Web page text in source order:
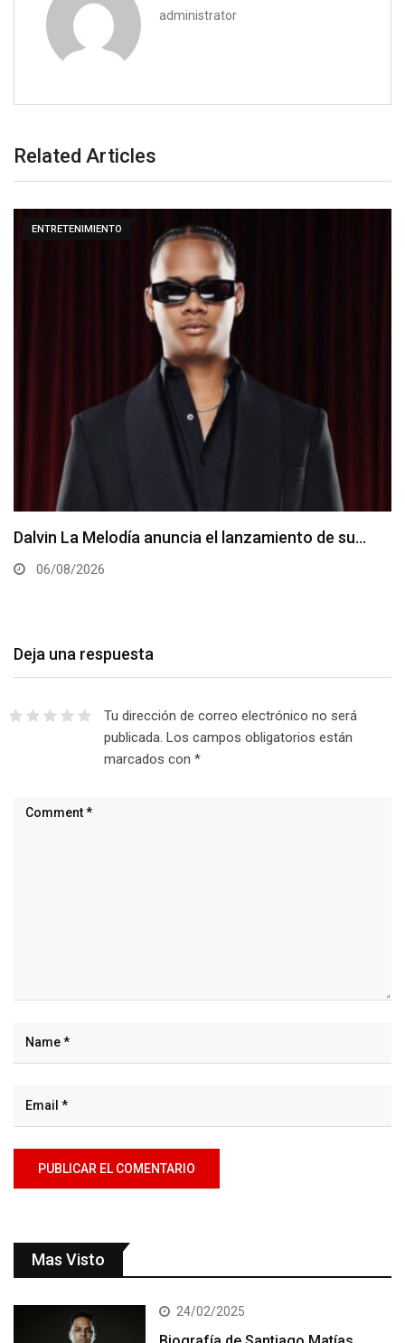
administrator
Related Articles
ENTRETENIMIENTO
Dalvin La Melodía anuncia el lanzamiento de su…
06/08/2026
Deja una respuesta
Tu dirección de correo electrónico no será
publicada. Los campos obligatorios están
marcados con *
Mas Visto
24/02/2025